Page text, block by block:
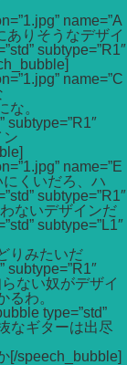
name=”A
ありそうなデザイ
subtype=”R1″
name=”C
な。
subtype=”R1″
ン
name=”E
くいだろ、ハ
subtype=”R1″
ないデザインだ
subtype=”L1″
りみたいだ
subtype=”R1″
ない奴がデザイ
るわ。
type=”std”
なギターは出尽
[/speech_bubble]